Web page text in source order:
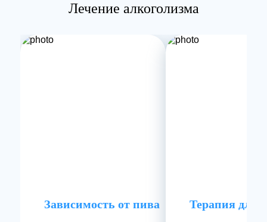
Лечение алкоголизма
Зависимость от пива Терапия для